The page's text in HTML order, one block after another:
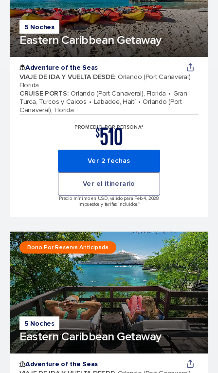
5 Noches
Eastern Caribbean Getaway
Adventure of the Seas
VIAJE DE IDA Y VUELTA DESDE: Orlando (Port Canaveral),
Florida
CRUISE PORTS: Orlando (Port Canaveral), Florida
Gran
Turca, Turcos y Caicos
Labadee, Haití
Orlando (Port
Canaveral), Florida
PROMEDIO POR PERSONA*
$510
Ver 2 fechas
Ver el itinerario
Precio mínimo en USD, válido para Feb 4, 2028
Impuestos y tarifas incluidos.*
5 Noches
Eastern Caribbean Getaway
Bono Por Reserva Anticipada
Adventure of the Seas